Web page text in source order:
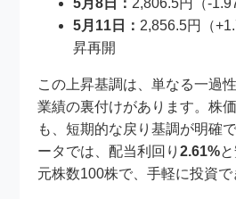
5月8日：2,806.5円（-
5月11日：2,856.5円（
昇再開
この上昇基調は、単なる一過
業績の裏付けがあります。株
も、短期的な戻り基調が明確
ータでは、配当利回り2.61%
元株数100株で、手軽に投資で